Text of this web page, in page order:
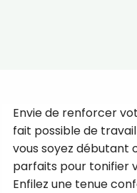
Envie de renforcer
fait possible de
vous soyez débutant
parfaits pour tonifier
Enfilez une tenue